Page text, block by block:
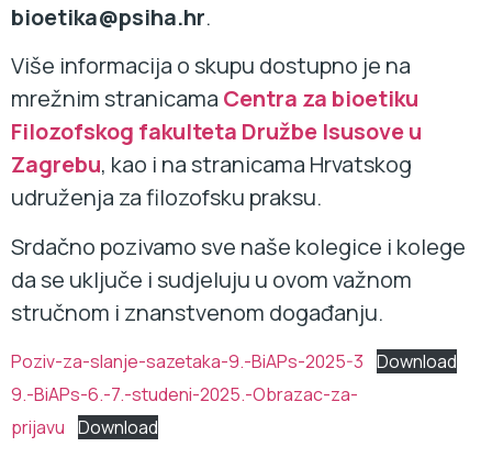
bioetika@psiha.hr.
Više informacija o skupu dostupno je na
mrežnim stranicama Centra za bioetiku
Filozofskog fakulteta Družbe Isusove u
Zagrebu, kao i na stranicama Hrvatskog
udruženja za filozofsku praksu.
Srdačno pozivamo sve naše kolegice i kolege
da se uključe i sudjeluju u ovom važnom
stručnom i znanstvenom događanju.
Poziv-za-slanje-sazetaka-9.-BiAPs-2025-3 Download
9.-BiAPs-6.-7.-studeni-2025.-Obrazac-za-
prijavu Download